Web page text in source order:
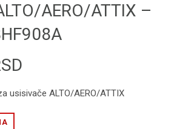
AERO/ATTIX –
usisivače ALTO/AERO/ATTIX